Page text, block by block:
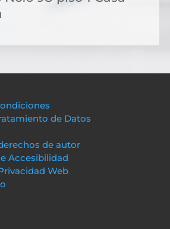
de Datos
de autor
Accesibilidad
Web